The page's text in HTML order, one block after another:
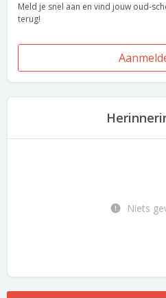
Meld je snel aan en vind jouw oud-
terug!
Niets